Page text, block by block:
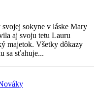
sokyne v láske Mary
aj svoju tetu Lauru
majetok. Všetky dôkazy
sa sťahuje...